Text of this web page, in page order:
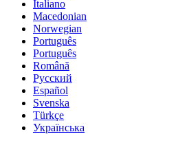
Italiano
Macedonian
Norwegian
Português
Português
Română
Русский
Español
Svenska
Türkçe
Українська